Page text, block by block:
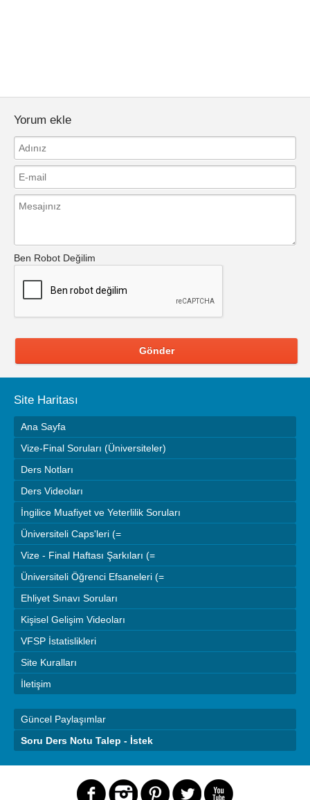
Yorum ekle
Ben Robot Değilim
Gönder
Site Haritası
Ana Sayfa
Vize-Final Soruları (Üniversiteler)
Ders Notları
Ders Videoları
İngilice Muafiyet ve Yeterlilik Soruları
Üniversiteli Caps'leri (=
Vize - Final Haftası Şarkıları (=
Üniversiteli Öğrenci Efsaneleri (=
Ehliyet Sınavı Soruları
Kişisel Gelişim Videoları
VFSP İstatislikleri
Site Kuralları
İletişim
Güncel Paylaşımlar
Soru Ders Notu Talep - İstek